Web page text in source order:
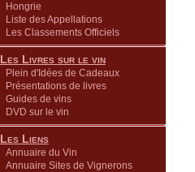
Hongrie
Liste des Appellations
Les Classements Officiels
Les Livres sur le vin
Plein d'Idées de Cadeaux
Présentations de livres
Guides de vins
DVD sur le vin
Les Liens
Annuaire du Vin
Annuaire Sites de Vignerons